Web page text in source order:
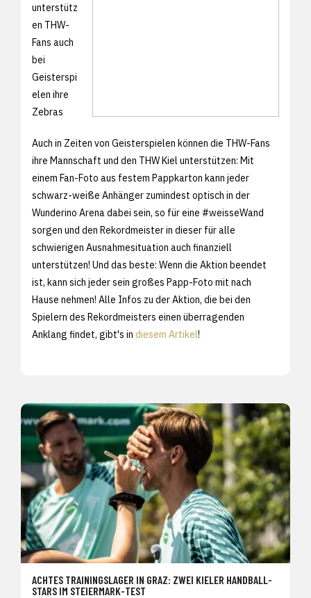
unterstütz
en THW-
Fans auch
bei
Geisterspi
elen ihre
Zebras
Auch in Zeiten von Geisterspielen können die THW-Fans
ihre Mannschaft und den THW Kiel unterstützen: Mit
einem Fan-Foto aus festem Pappkarton kann jeder
schwarz-weiße Anhänger zumindest optisch in der
Wunderino Arena dabei sein, so für eine #weisseWand
sorgen und den Rekordmeister in dieser für alle
schwierigen Ausnahmesituation auch finanziell
unterstützen! Und das beste: Wenn die Aktion beendet
ist, kann sich jeder sein großes Papp-Foto mit nach
Hause nehmen! Alle Infos zu der Aktion, die bei den
Spielern des Rekordmeisters einen überragenden
Anklang findet, gibt's in diesem Artikel!
ACHTES TRAININGSLAGER IN GRAZ: ZWEI KIELER HANDBALL-
STARS IM STEIERMARK-TEST